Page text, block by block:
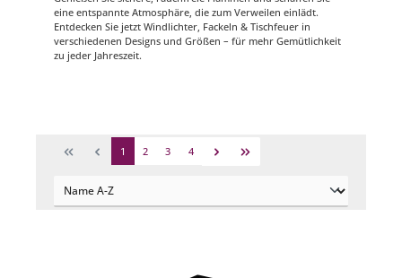
eine entspannte Atmosphäre, die zum Verweilen einlädt.
Entdecken Sie jetzt Windlichter, Fackeln & Tischfeuer in
verschiedenen Designs und Größen – für mehr Gemütlichkeit
zu jeder Jahreszeit.
1 2 3 4